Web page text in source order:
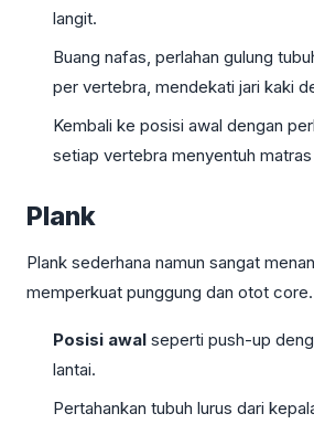
langit.
Buang nafas, perlahan gulung
per vertebra, mendekati jari kaki
Kembali ke posisi awal dengan
setiap vertebra menyentuh
Plank
Plank sederhana namun sangat
memperkuat punggung dan otot core.
Posisi awal seperti push-up
lantai.
Pertahankan tubuh lurus dari